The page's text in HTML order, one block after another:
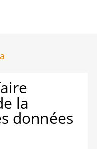
la
données